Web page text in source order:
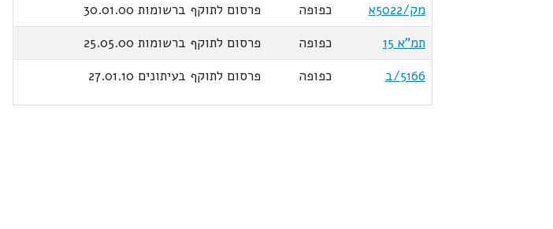
מק/5022א
כפופה
פרסום לתוקף ברשומות 30.01.00
תמ"א 15
כפופה
פרסום לתוקף ברשומות 25.05.00
5166/ב
כפופה פרסום לתוקף בעיתונים 27.01.10